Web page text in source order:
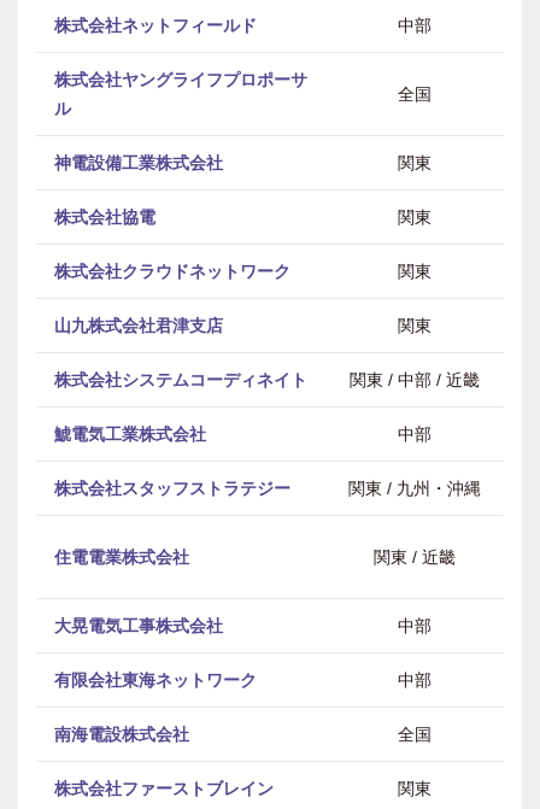
株式会社ネットフィールド 中部
株式会社ヤングライフプロポーサ
ル
全国
神電設備工業株式会社 関東
株式会社協電 関東
株式会社クラウドネットワーク 関東
山九株式会社君津支店 関東
株式会社システムコーディネイト 関東 / 中部 / 近畿
鯱電気工業株式会社 中部
株式会社スタッフストラテジー 関東 / 九州・沖縄
住電電業株式会社 関東 / 近畿
大晃電気工事株式会社 中部
有限会社東海ネットワーク 中部
南海電設株式会社 全国
株式会社ファーストブレイン 関東